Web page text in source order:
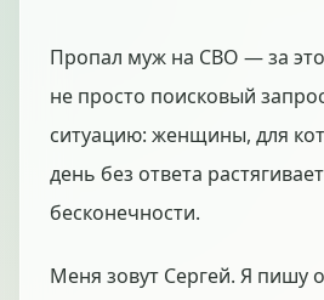
Пропал муж на СВО — за
не просто поисковый
ситуацию: женщины, для
день без ответа
бесконечности.
Меня зовут Сергей. Я пишу